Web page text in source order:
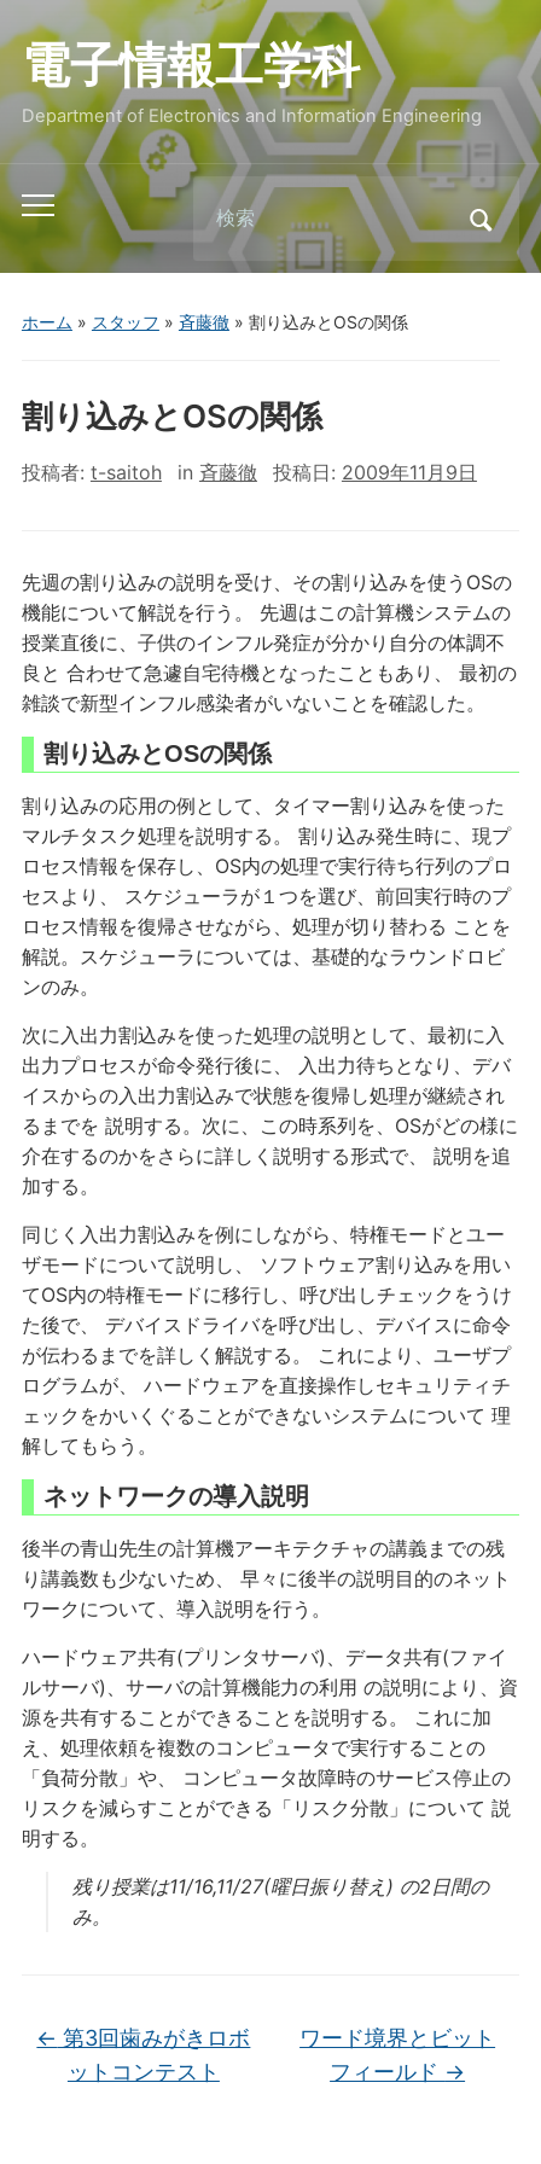
電子情報工学科
Department of Electronics and Information Engineering
Toggle
mobile
menu
Search
for:
ホーム » スタッフ » 斉藤徹» 割り込みとOSの関係
割り込みとOSの関係
投稿者: t-saitoh in 斉藤徹 投稿日: 2009年11月9日
先週の割り込みの説明を受け、その割り込みを使うOSの
機能について解説を行う。 先週はこの計算機システムの
授業直後に、子供のインフル発症が分かり自分の体調不
良と 合わせて急遽自宅待機となったこともあり、 最初の
雑談で新型インフル感染者がいないことを確認した。
割り込みとOSの関係
割り込みの応用の例として、タイマー割り込みを使った
マルチタスク処理を説明する。 割り込み発生時に、現プ
ロセス情報を保存し、OS内の処理で実行待ち行列のプロ
セスより、 スケジューラが１つを選び、前回実行時のプ
ロセス情報を復帰させながら、処理が切り替わる ことを
解説。スケジューラについては、基礎的なラウンドロビ
ンのみ。
次に入出力割込みを使った処理の説明として、最初に入
出力プロセスが命令発行後に、 入出力待ちとなり、デバ
イスからの入出力割込みで状態を復帰し処理が継続され
るまでを 説明する。次に、この時系列を、OSがどの様に
介在するのかをさらに詳しく説明する形式で、 説明を追
加する。
同じく入出力割込みを例にしながら、特権モードとユー
ザモードについて説明し、 ソフトウェア割り込みを用い
てOS内の特権モードに移行し、呼び出しチェックをうけ
た後で、 デバイスドライバを呼び出し、デバイスに命令
が伝わるまでを詳しく解説する。 これにより、ユーザプ
ログラムが、 ハードウェアを直接操作しセキュリティチ
ェックをかいくぐることができないシステムについて 理
解してもらう。
ネットワークの導入説明
後半の青山先生の計算機アーキテクチャの講義までの残
り講義数も少ないため、 早々に後半の説明目的のネット
ワークについて、導入説明を行う。
ハードウェア共有(プリンタサーバ)、データ共有(ファイ
ルサーバ)、サーバの計算機能力の利用 の説明により、資
源を共有することができることを説明する。 これに加
え、処理依頼を複数のコンピュータで実行することの
「負荷分散」や、 コンピュータ故障時のサービス停止の
リスクを減らすことができる「リスク分散」について 説
明する。
残り授業は11/16,11/27(曜日振り替え) の2日間の
み。
← 第3回歯みがきロボ
ットコンテスト
ワード境界とビット
フィールド →